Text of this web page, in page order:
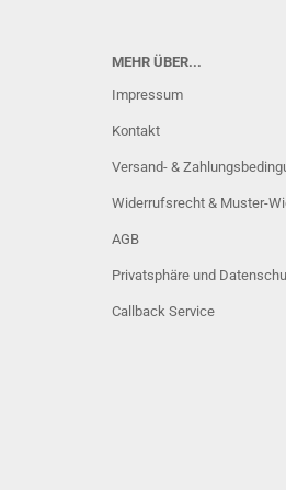
MEHR ÜBER...
Impressum
Kontakt
Versand- &
Widerrufsrecht & Muster-
AGB
Privatsphäre und
Callback Service